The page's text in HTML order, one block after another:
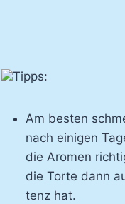
Tipps:
Am bes­ten
nach ei­ni­gen
die Aro­men
die Tor­te dann
tenz hat.